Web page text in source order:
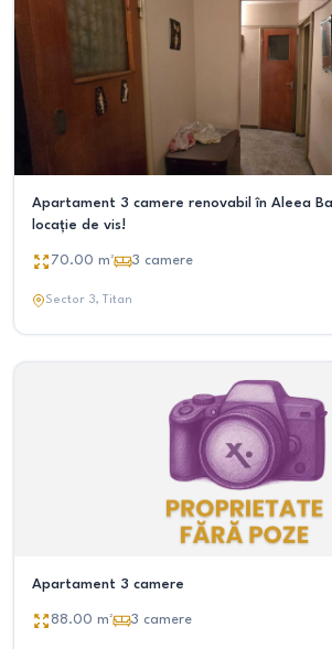
Apartament 3 camere renovabil în Aleea
locație de vis!
70.00 m² 3 camere
Sector 3, Titan
Apartament 3 camere
88.00 m² 3 camere